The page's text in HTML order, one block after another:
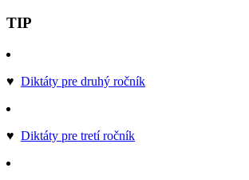
TIP
♥ Diktáty pre druhý ročník
♥ Diktáty pre tretí ročník